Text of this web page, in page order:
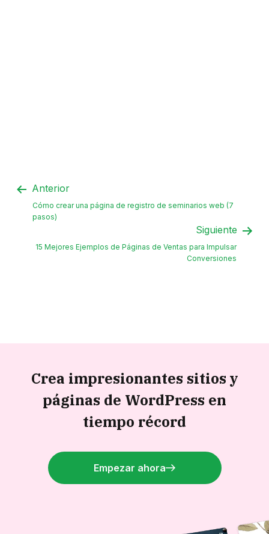
Anterior
Cómo crear una página de registro de seminarios web (7
pasos)
Siguiente
15 Mejores Ejemplos de Páginas de Ventas para Impulsar
Conversiones
Crea impresionantes sitios y
páginas de WordPress en
tiempo récord
Empezar ahora